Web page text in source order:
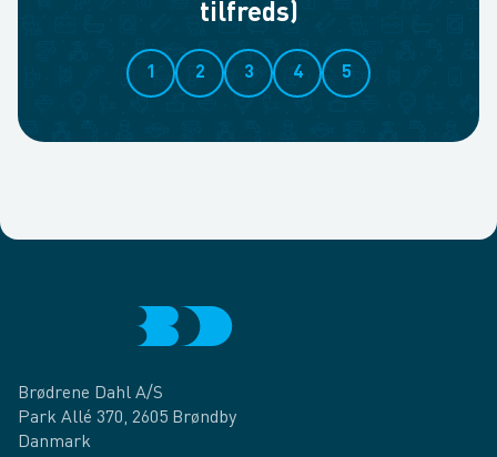
tilfreds)
1 2 3 4 5
Brødrene Dahl A/S
Park Allé 370, 2605 Brøndby
Danmark